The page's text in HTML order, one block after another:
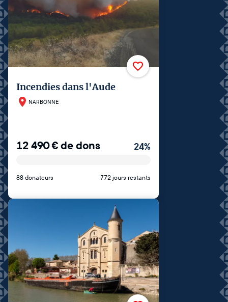
Incendies dans l'Aude
NARBONNE
12 490€de dons 24%
88 donateurs 772 jours restants